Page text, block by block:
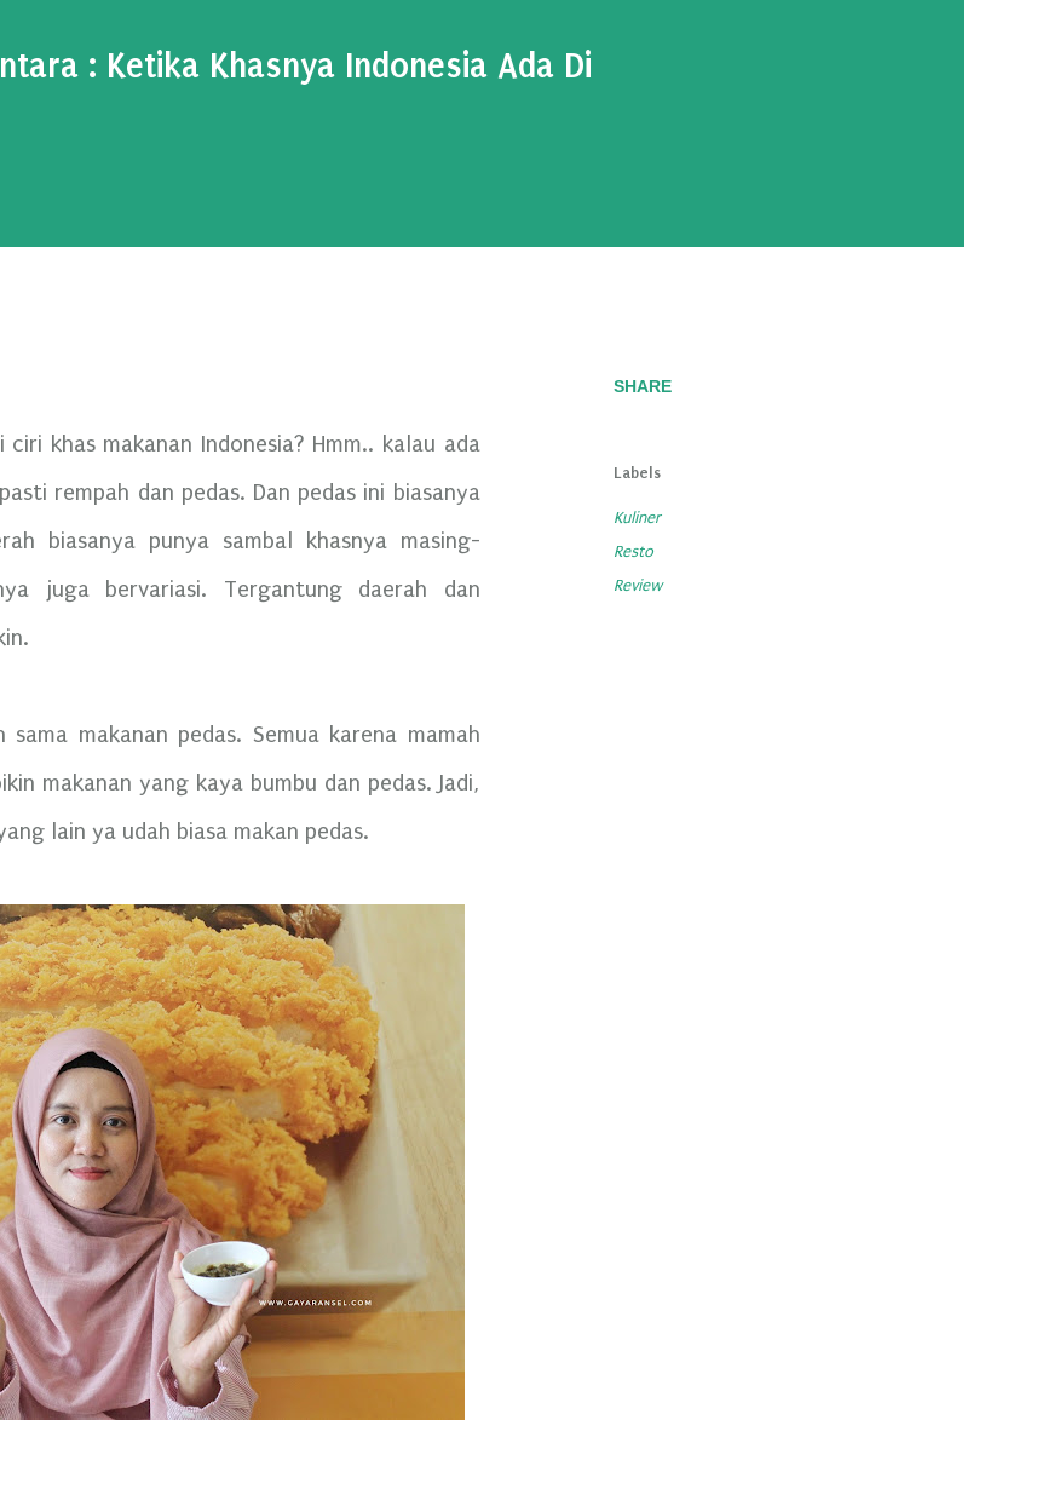
: Ketika Khasnya Indonesia Ada Di
ciri khas makanan Indonesia? Hmm.. kalau ada
rempah dan pedas. Dan pedas ini biasanya
biasanya punya sambal khasnya masing-
juga bervariasi. Tergantung daerah dan
makanan pedas. Semua karena mamah
makanan yang kaya bumbu dan pedas. Jadi,
lain ya udah biasa makan pedas.
SHARE
Labels
Kuliner
Resto
Review